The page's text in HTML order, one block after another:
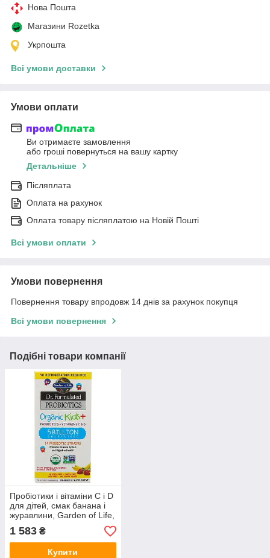
Нова Пошта
Магазини Rozetka
Укрпошта
Всі умови доставки
Умови оплати
Ви отримаєте замовлення
або гроші повернуться на вашу картку
Детальніше
Післяплата
Оплата на рахунок
Оплата товару післяплатою на Новій Пошті
Всі умови оплати
Умови повернення
Повернення товару впродовж 14 днів за рахунок покупця
Всі умови повернення
Подібні товари компанії
Пробіотики і вітаміни C і D
для дітей, смак банана і
журавлини, Garden of Life,
1 583 ₴
Купити